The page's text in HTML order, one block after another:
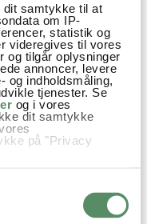
dit samtykke til at
om IP-
statistik og
videregives til vores
og tilgår oplysninger
annoncer, levere
og indholdsmåling,
tjenester. Se
og i vores
dit samtykke
på "Privacy
om din placering,
meter
på en scanning af
Opskrifter
til at sende en sød
eller du kan kigge på
'ofte stillede